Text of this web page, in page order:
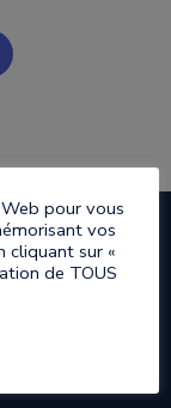
pour vous
vos
cliquant sur «
de TOUS